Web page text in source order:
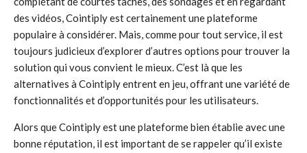
des vidéos, Cointiply est certainement une plateforme
populaire à considérer. Mais, comme pour tout service, il est
toujours judicieux d’explorer d’autres options pour trouver la
solution qui vous convient le mieux. C’est là que les
alternatives à Cointiply entrent en jeu, offrant une variété de
fonctionnalités et d’opportunités pour les utilisateurs.
Alors que Cointiply est une plateforme bien établie avec une
bonne réputation, il est important de se rappeler qu’il existe